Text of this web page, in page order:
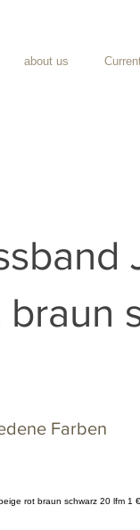
about us
Farben